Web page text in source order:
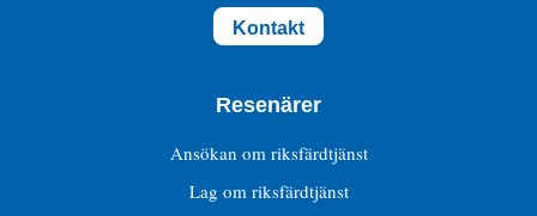
Kontakt
Resenärer
Ansökan om riksfärdtjänst
Lag om riksfärdtjänst